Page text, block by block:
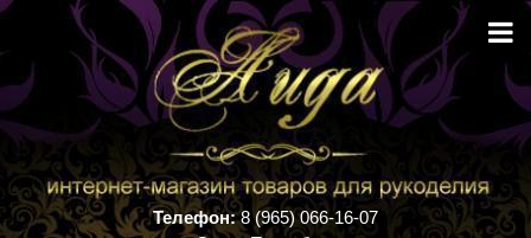
Телефон:8 (965) 066-16-07